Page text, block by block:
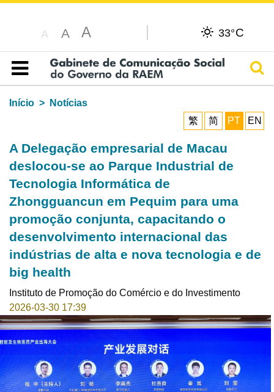
A A A 33°C
Índice
Início
Notícias
繁
简 PT EN
A Delegação empresarial de Macau
deslocou-se ao Parque Industrial de
Tecnologia Informática de
Zhongguancun em Pequim para uma
promoção conjunta, capacitando o
desenvolvimento internacional das
indústrias de alta e nova tecnologia e de
big health
Instituto de Promoção do Comércio e do Investimento
2026-03-30 17:39